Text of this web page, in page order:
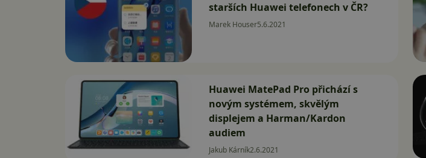
starších Huawei telefonech v ČR?
Marek Houser5.6.2021
Huawei MatePad Pro přichází s
novým systémem, skvělým
displejem a Harman/Kardon
audiem
Jakub Kárník2.6.2021